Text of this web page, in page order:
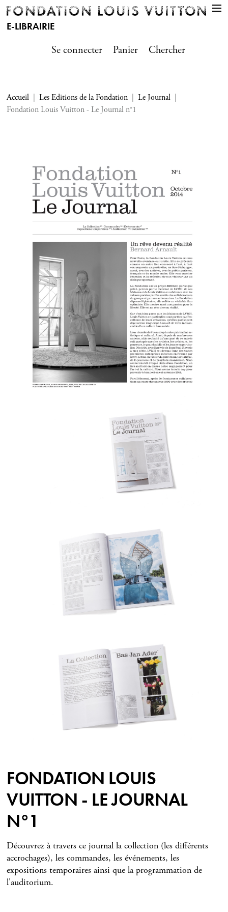
E-LIBRAIRIE
Se connecter
Panier Chercher
Accueil Les Editions de la Fondation
Le Journal
Fondation Louis Vuitton - Le Journal n°1
FONDATION LOUIS
VUITTON - LE JOURNAL
N°1
Découvrez à travers ce journal la collection (les différents
accrochages), les commandes, les événements, les
expositions temporaires ainsi que la programmation de
l'auditorium.